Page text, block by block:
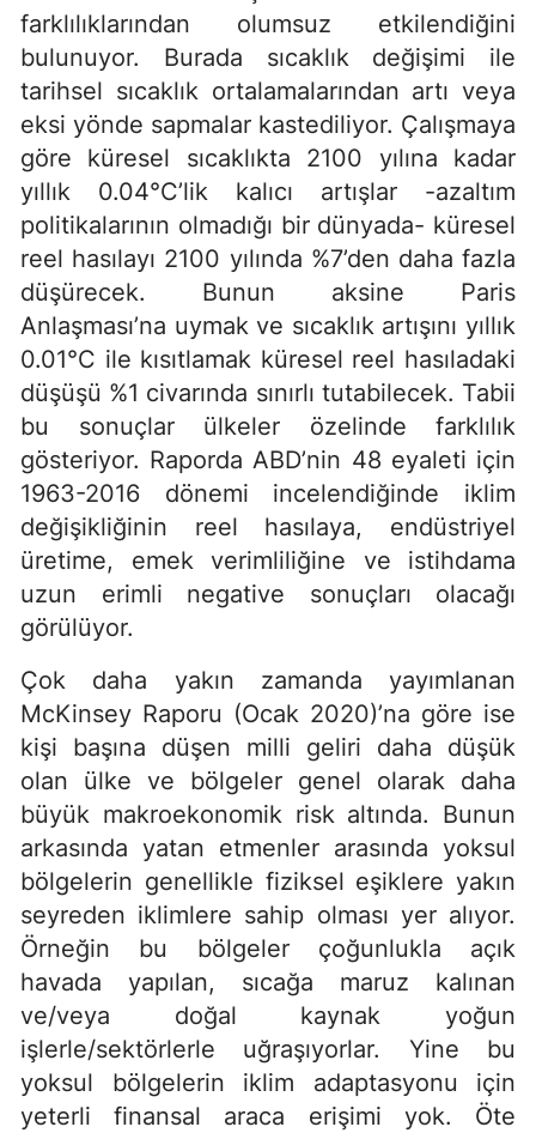
farklılıklarından olumsuz etkilendiğini
bulunuyor. Burada sıcaklık değişimi ile
tarihsel sıcaklık ortalamalarından artı veya
eksi yönde sapmalar kastediliyor. Çalışmaya
göre küresel sıcaklıkta 2100 yılına kadar
yıllık 0.04°C’lik kalıcı artışlar -azaltım
politikalarının olmadığı bir dünyada- küresel
reel hasılayı 2100 yılında %7’den daha fazla
düşürecek. Bunun aksine Paris
Anlaşması’na uymak ve sıcaklık artışını yıllık
0.01°C ile kısıtlamak küresel reel hasıladaki
düşüşü %1 civarında sınırlı tutabilecek. Tabii
bu sonuçlar ülkeler özelinde farklılık
gösteriyor. Raporda ABD’nin 48 eyaleti için
1963-2016 dönemi incelendiğinde iklim
değişikliğinin reel hasılaya, endüstriyel
üretime, emek verimliliğine ve istihdama
uzun erimli negative sonuçları olacağı
görülüyor.
Çok daha yakın zamanda yayımlanan
McKinsey Raporu (Ocak 2020)’na göre ise
kişi başına düşen milli geliri daha düşük
olan ülke ve bölgeler genel olarak daha
büyük makroekonomik risk altında. Bunun
arkasında yatan etmenler arasında yoksul
bölgelerin genellikle fiziksel eşiklere yakın
seyreden iklimlere sahip olması yer alıyor.
Örneğin bu bölgeler çoğunlukla açık
havada yapılan, sıcağa maruz kalınan
ve/veya doğal kaynak yoğun
işlerle/sektörlerle uğraşıyorlar. Yine bu
yoksul bölgelerin iklim adaptasyonu için
yeterli finansal araca erişimi yok. Öte